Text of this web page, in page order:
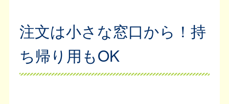
注文は小さな窓口から！持
ち帰り用もOK